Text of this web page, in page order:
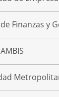
Finanzas y